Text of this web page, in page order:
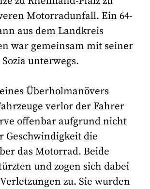
Motorradunfall. Ein 64-
aus dem Landkreis
war gemeinsam mit seiner
unterwegs.
Überholmanövers
verlor der Fahrer
offenbar aufgrund nicht
Geschwindigkeit die
das Motorrad. Beide
und zogen sich dabei
zu. Sie wurden